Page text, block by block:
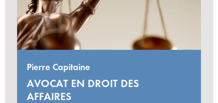
Pierre Capitaine
AVOCAT EN DROIT DES
AFFAIRES